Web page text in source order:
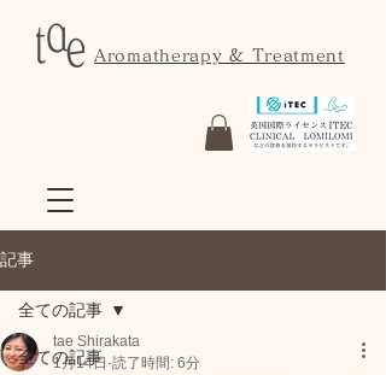
Aromatherapy & Treatment
記事
全ての記事
全ての記事
tae Shirakata
1月14日 読了時間: 6分